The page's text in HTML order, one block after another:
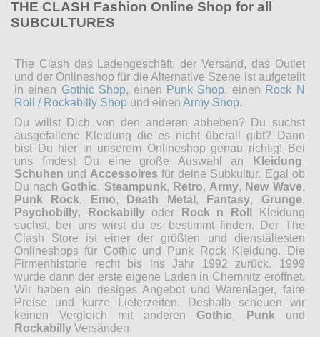
THE CLASH Fashion Online Shop for all
SUBCULTURES
The Clash das Ladengeschäft, der Versand, das Outlet
und der Onlineshop für die Alternative Szene ist aufgeteilt
in einen Gothic Shop, einen Punk Shop, einen Rock N
Roll / Rockabilly Shop und einen Army Shop.
Du willst Dich von den anderen abheben? Du suchst
ausgefallene Kleidung die es nicht überall gibt? Dann
bist Du hier in unserem Onlineshop genau richtig! Bei
uns findest Du eine große Auswahl an
Kleidung,
Schuhen und Accessoires für deine Subkultur. Egal ob
Du nach Gothic, Steampunk, Retro, Army, New Wave,
Punk Rock, Emo, Death Metal , Fantasy, Grunge,
Psychobilly, Rockabillyoder Rock n Roll
Kleidung
suchst, bei uns wirst du es bestimmt finden. Der The
Clash Store ist einer der größten und dienstältesten
Onlineshops für Gothic und Punk Rock Kleidung. Die
Firmenhistorie recht bis ins Jahr 1992 zurück. 1999
wurde dann der erste eigene Laden in Chemnitz eröffnet.
Wir haben ein riesiges Angebot und Warenlager, faire
Preise und kurze Lieferzeiten. Deshalb scheuen wir
keinen Vergleich mit anderen Gothic, Punk und
Rockabilly Versänden.